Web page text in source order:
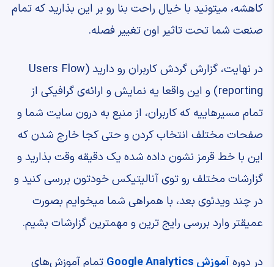
کاهشه، ‫میتونید با خیال راحت بنا رو بر این بذارید که ‫تمام
صنعت شما تحت تاثیر اون تغییر فصله.
در نهایت، گزارش گردش کاربران رو دارید ‫(Users Flow
reporting) ‫و این واقعا یه نمایش و ارائه‌ی گرافیکی ‫از
تمام مسیرهاییه که کاربران، از منبع ‫به درون سایت شما و
صفحات مختلف انتخاب کردن ‫و حتی کجا خارج شدن که
این با خط قرمز نشون داده شده ‫یک دقیقه وقت بذارید و
گزارشات مختلف رو ‫توی آنالیتیکس خودتون بررسی کنید ‫و
در چند ویدئوی بعد، با همراهی شما میخوایم ‫بصورت
عمیقتر وارد بررسی رایج ترین و مهمترین ‫گزارشات بشیم.
در دورهآموزش Google Analytics تمام آموزش‌های